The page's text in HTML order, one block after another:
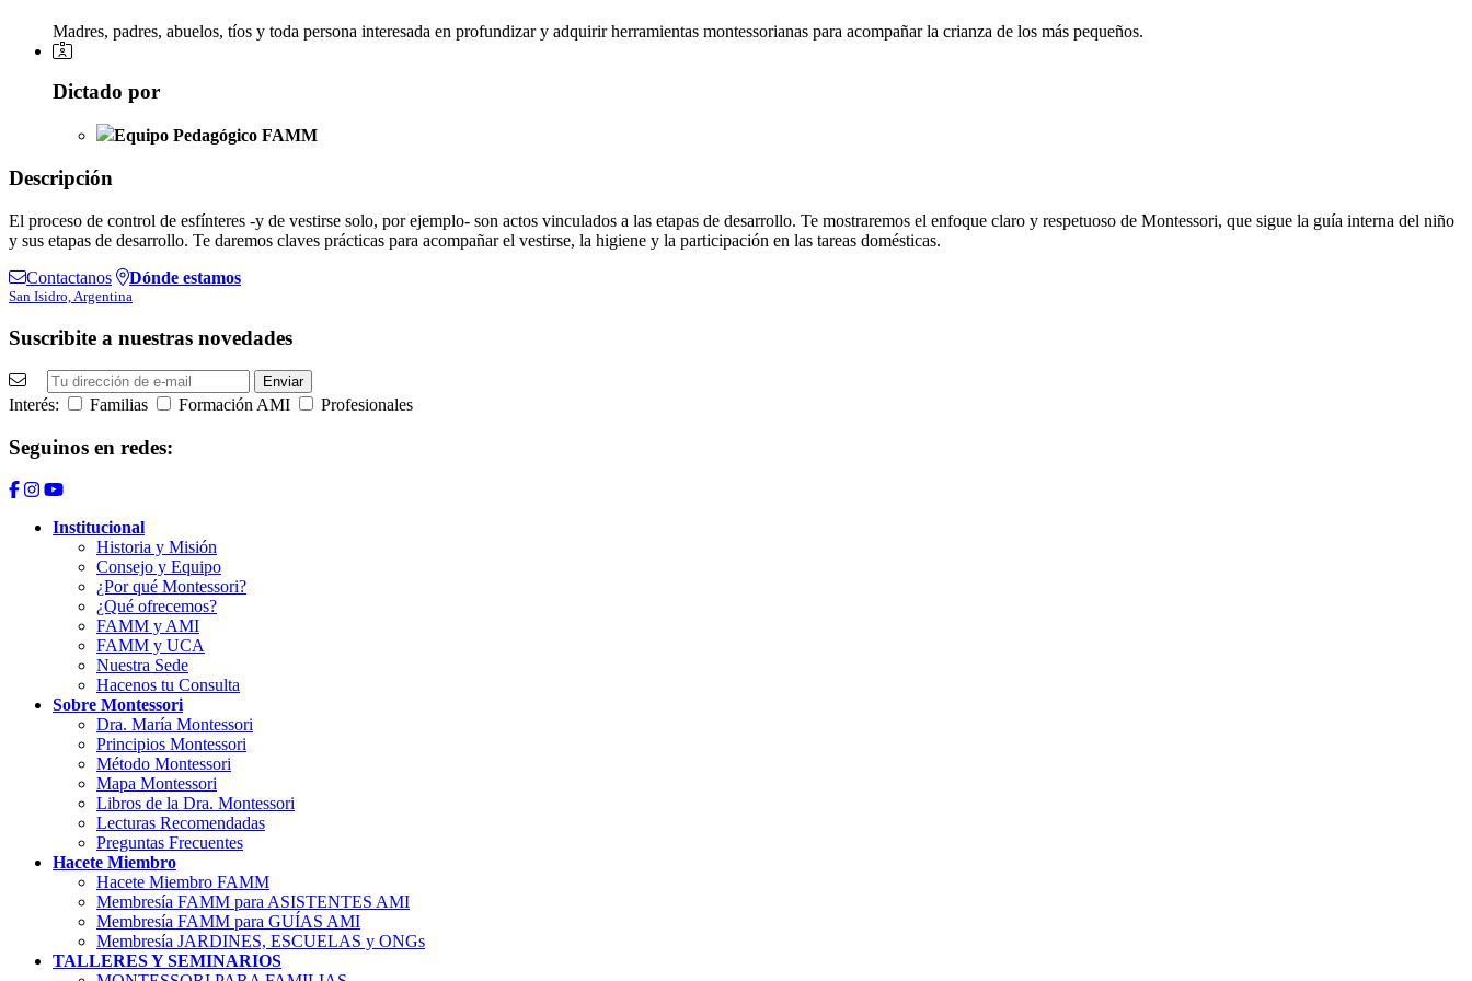
Madres, padres, abuelos, tíos y toda persona interesada en profundizar y adquirir herramientas montessorianas para acompañar la crianza de los más pequeños.
Dictado por
Equipo Pedagógico FAMM
Descripción
El proceso de control de esfínteres -y de vestirse solo, por ejemplo- son actos vinculados a las etapas de desarrollo. Te mostraremos el enfoque claro y respetuoso de Montessori, que sigue la guía interna del niño
y sus etapas de desarrollo. Te daremos claves prácticas para acompañar el vestirse, la higiene y la participación en las tareas domésticas.
Contactanos
Dónde estamos
San Isidro, Argentina
Suscribite a nuestras novedades
Interés: Familias Formación AMI Profesionales
Seguinos en redes:
Institucional
Historia y Misión
Consejo y Equipo
¿Por qué Montessori?
¿Qué ofrecemos?
FAMM y AMI
FAMM y UCA
Nuestra Sede
Hacenos tu Consulta
Sobre Montessori
Dra. María Montessori
Principios Montessori
Método Montessori
Mapa Montessori
Libros de la Dra. Montessori
Lecturas Recomendadas
Preguntas Frecuentes
Hacete Miembro
Hacete Miembro FAMM
Membresía FAMM para ASISTENTES AMI
Membresía FAMM para GUÍAS AMI
Membresía JARDINES, ESCUELAS y ONGs
TALLERES Y SEMINARIOS